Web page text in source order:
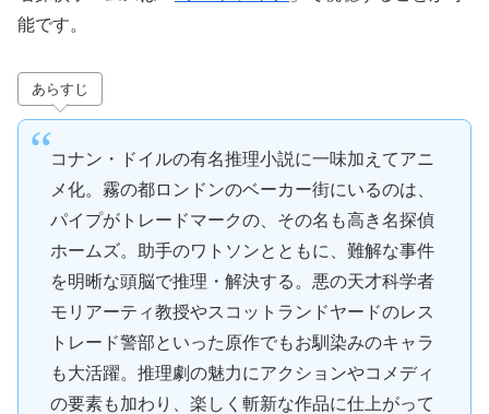
能です。
あらすじ
コナン・ドイルの有名推理小説に一味加えてアニ
メ化。霧の都ロンドンのベーカー街にいるのは、
パイプがトレードマークの、その名も高き名探偵
ホームズ。助手のワトソンとともに、難解な事件
を明晰な頭脳で推理・解決する。悪の天才科学者
モリアーティ教授やスコットランドヤードのレス
トレード警部といった原作でもお馴染みのキャラ
も大活躍。推理劇の魅力にアクションやコメディ
の要素も加わり、楽しく斬新な作品に仕上がって